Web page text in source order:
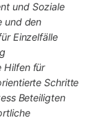
und Soziale
und den
Einzelfälle
Hilfen für
Schritte
Beteiligten